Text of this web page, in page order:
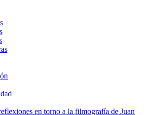
en torno a la filmografía de Juan